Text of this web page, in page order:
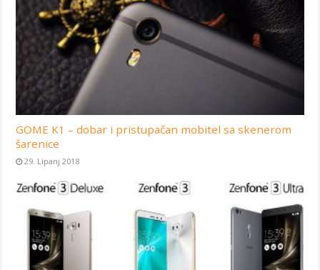
GOME K1 – dobar i pristupačan mobitel sa skenerom
šarenice
29. Lipanj 2018